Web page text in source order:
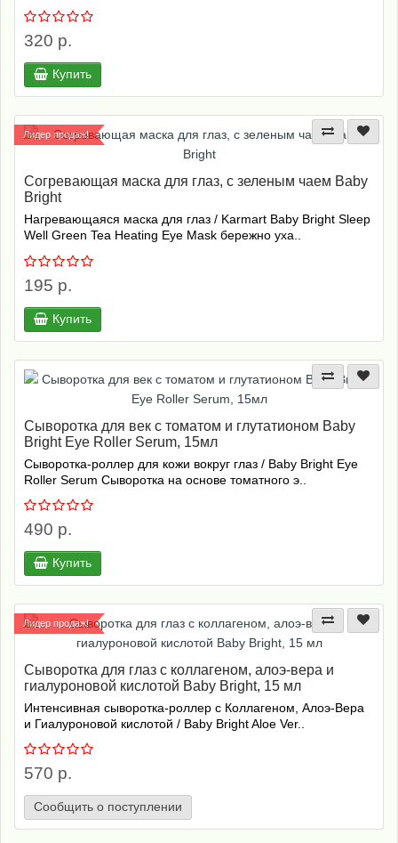
320 р.
Купить
Лидер продаж!
Согревающая маска для глаз, с зеленым чаем Baby
Bright
Нагревающаяся маска для глаз / Karmart Baby Bright Sleep
Well Green Tea Heating Eye Mask бережно уха..
195 р.
Купить
Сыворотка для век с томатом и глутатионом Baby
Bright Eye Roller Serum, 15мл
Сыворотка-роллер для кожи вокруг глаз / Baby Bright Eye
Roller Serum Сыворотка на основе томатного э..
490 р.
Купить
Лидер продаж!
Сыворотка для глаз с коллагеном, алоэ-вера и
гиалуроновой кислотой Baby Bright, 15 мл
Интенсивная сыворотка-роллер с Коллагеном, Алоэ-Вера
и Гиалуроновой кислотой / Baby Bright Aloe Ver..
570 р.
Сообщить о поступлении